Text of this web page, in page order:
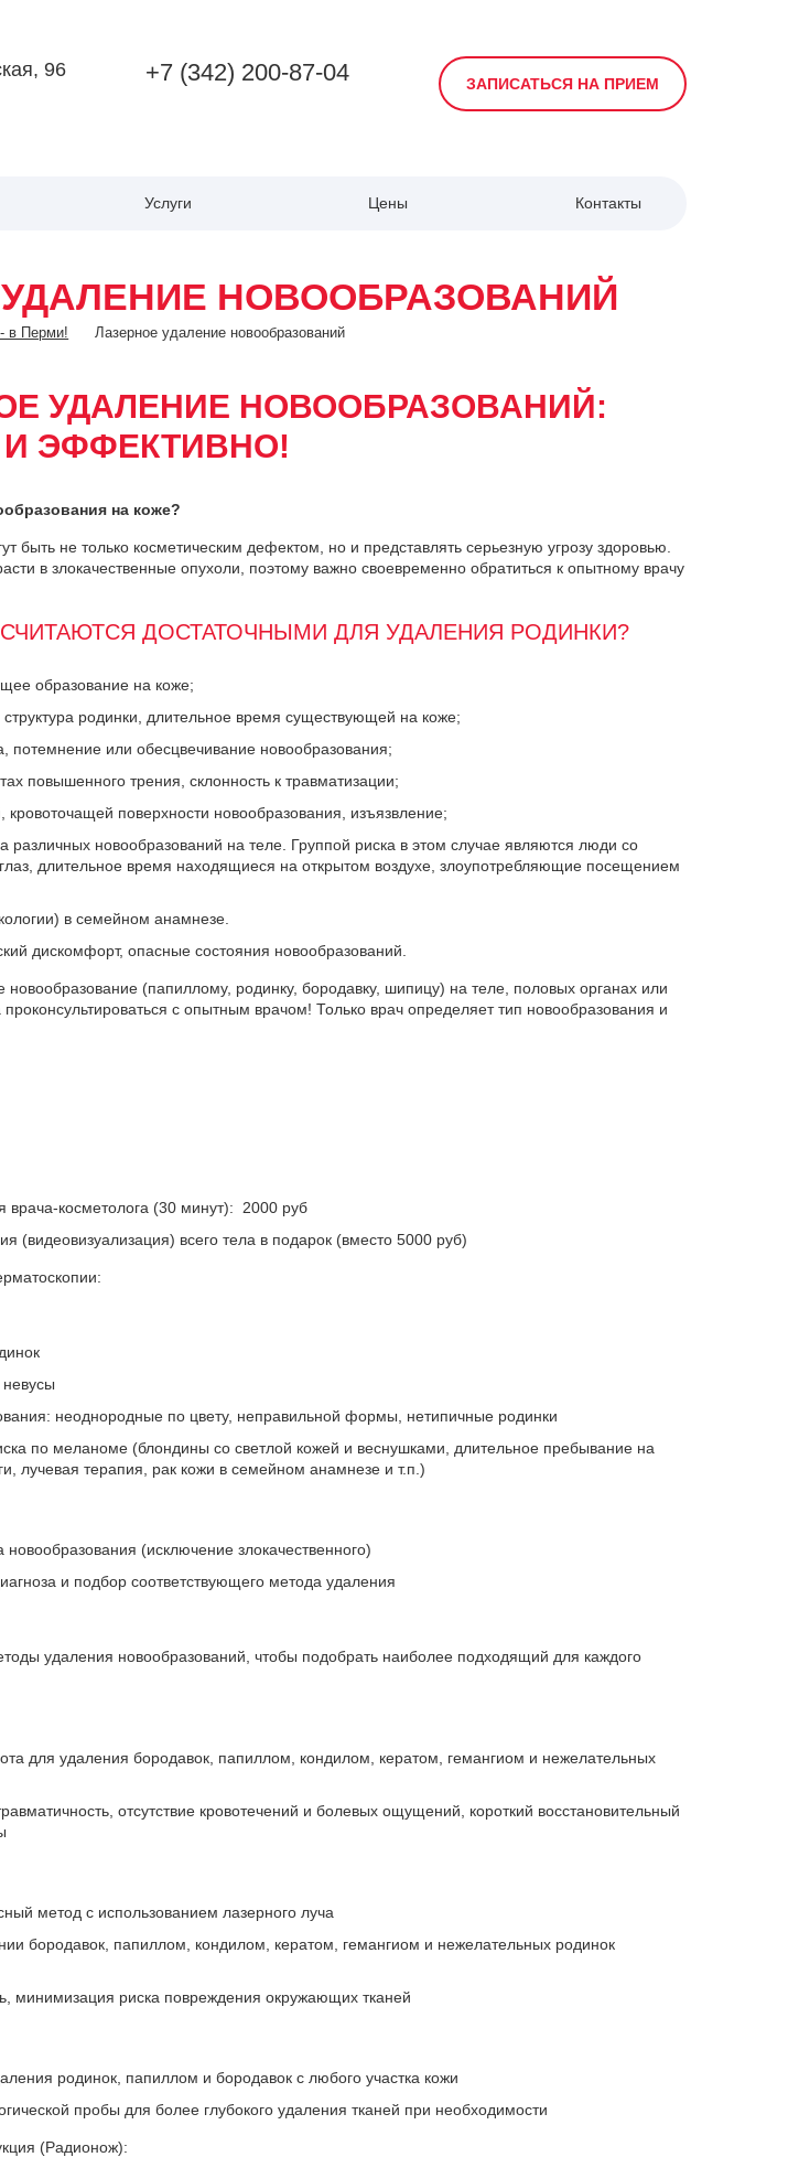
96 +7 (342) 200-87-04 ЗАПИСАТЬСЯ НА ПРИЕМ
Услуги Цены Контакты
НОВООБРАЗОВАНИЙ
в Перми! Лазерное удаление новообразований
УДАЛЕНИЕ НОВООБРАЗОВАНИЙ:
ЭФФЕКТИВНО!
на коже?
быть не только косметическим дефектом, но и представлять серьезную угрозу здоровью.
в злокачественные опухоли, поэтому важно своевременно обратиться к опытному врачу
ДОСТАТОЧНЫМИ ДЛЯ УДАЛЕНИЯ РОДИНКИ?
образование на коже;
родинки, длительное время существующей на коже;
потемнение или обесцвечивание новообразования;
повышенного трения, склонность к травматизации;
поверхности новообразования, изъязвление;
различных новообразований на теле. Группой риска в этом случае являются люди со
длительное время находящиеся на открытом воздухе, злоупотребляющие посещением
в семейном анамнезе.
дискомфорт, опасные состояния новообразований.
новообразование (папиллому, родинку, бородавку, шипицу) на теле, половых органах или
с опытным врачом! Только врач определяет тип новообразования и
врача-косметолога (30 минут): 2000 руб
(видеовизуализация) всего тела в подарок (вместо 5000 руб)
неоднородные по цвету, неправильной формы, нетипичные родинки
по меланоме (блондины со светлой кожей и веснушками, длительное пребывание на
лучевая терапия, рак кожи в семейном анамнезе и т.п.)
(исключение злокачественного)
и подбор соответствующего метода удаления
удаления новообразований, чтобы подобрать наиболее подходящий для каждого
для удаления бородавок, папиллом, кондилом, кератом, гемангиом и нежелательных
отсутствие кровотечений и болевых ощущений, короткий восстановительный
метод с использованием лазерного луча
бородавок, папиллом, кондилом, кератом, гемангиом и нежелательных родинок
минимизация риска повреждения окружающих тканей
родинок, папиллом и бородавок с любого участка кожи
пробы для более глубокого удаления тканей при необходимости
(Радионож):